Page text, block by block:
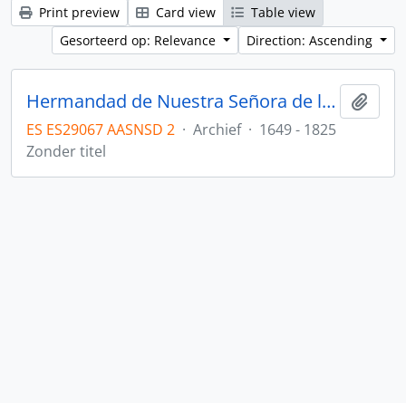
Print preview Card view
Table view
Gesorteerd op: Relevance
Direction: Ascending
Hermandad de Nuestra Señora de los Dolores
ES ES29067 AASNSD 2 · Archief · 1649 - 1825
Zonder titel